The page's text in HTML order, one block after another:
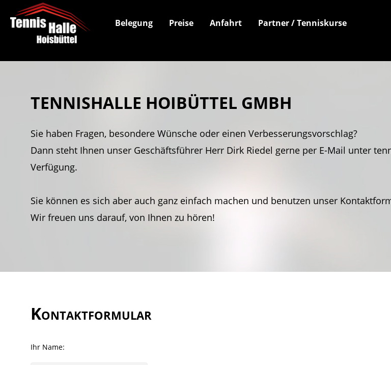
Belegung Preise Anfahrt Partner / Tenniskurse
TENNISHALLE HOIBÜTTEL GMBH
Sie haben Fragen, besondere Wünsche oder einen Verbesserungsvorschlag?
Dann steht Ihnen unser Geschäftsführer Herr Dirk Riedel gerne per E-Mail unter
Verfügung.
Sie können es sich aber auch ganz einfach machen und benutzen unser
Wir freuen uns darauf, von Ihnen zu hören!
Kontaktformular
Ihr Name: